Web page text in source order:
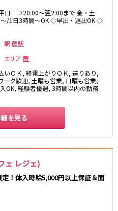
日 ⇒20:00～翌2:00まで 金・土
/1日3時間～OK ◇早出・遅出OK ◇
駅 蕨駅
エリア 蕨
いＯＫ, 終電上がりＯＫ, 送りあり,
ーク歓迎, 土曜も営業, 日曜も営業,
OK, 経験者優遇, 3時間以内の勤務
を見る
ェ レジェ)
定！体入時給5,000円以上保証＆面
谷駅
北沢駅
能駅
駅
部駅